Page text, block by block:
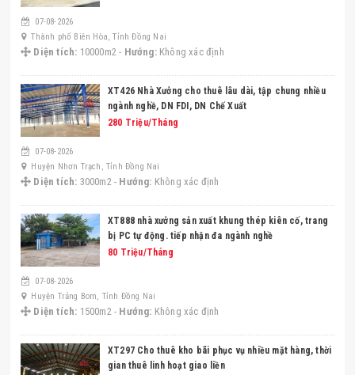
07-08-2026
Thành phố Biên Hòa, Tỉnh Đồng Nai
Diện tích: 10000m2 - Hướng: Không xác định
XT426 Nhà Xưởng cho thuê lâu dài, tập chung nhiều
ngành nghề, DN FDI, DN Chế Xuất
280 Triệu/Tháng
07-08-2026
Huyện Nhơn Trạch, Tỉnh Đồng Nai
Diện tích: 3000m2 - Hướng: Không xác định
XT888 nhà xưởng sản xuất khung thép kiên cố, trang
bị PC tự động. tiếp nhận đa ngành nghề
80 Triệu/Tháng
07-08-2026
Huyện Trảng Bom, Tỉnh Đồng Nai
Diện tích: 1500m2 - Hướng: Không xác định
XT297 Cho thuê kho bãi phục vụ nhiều mặt hàng, thời
gian thuê linh hoạt giao liền